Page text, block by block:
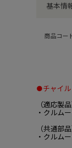
基本情
商品コー
●チャイル
（適応製品
・クルム
（共通部品
・クルム